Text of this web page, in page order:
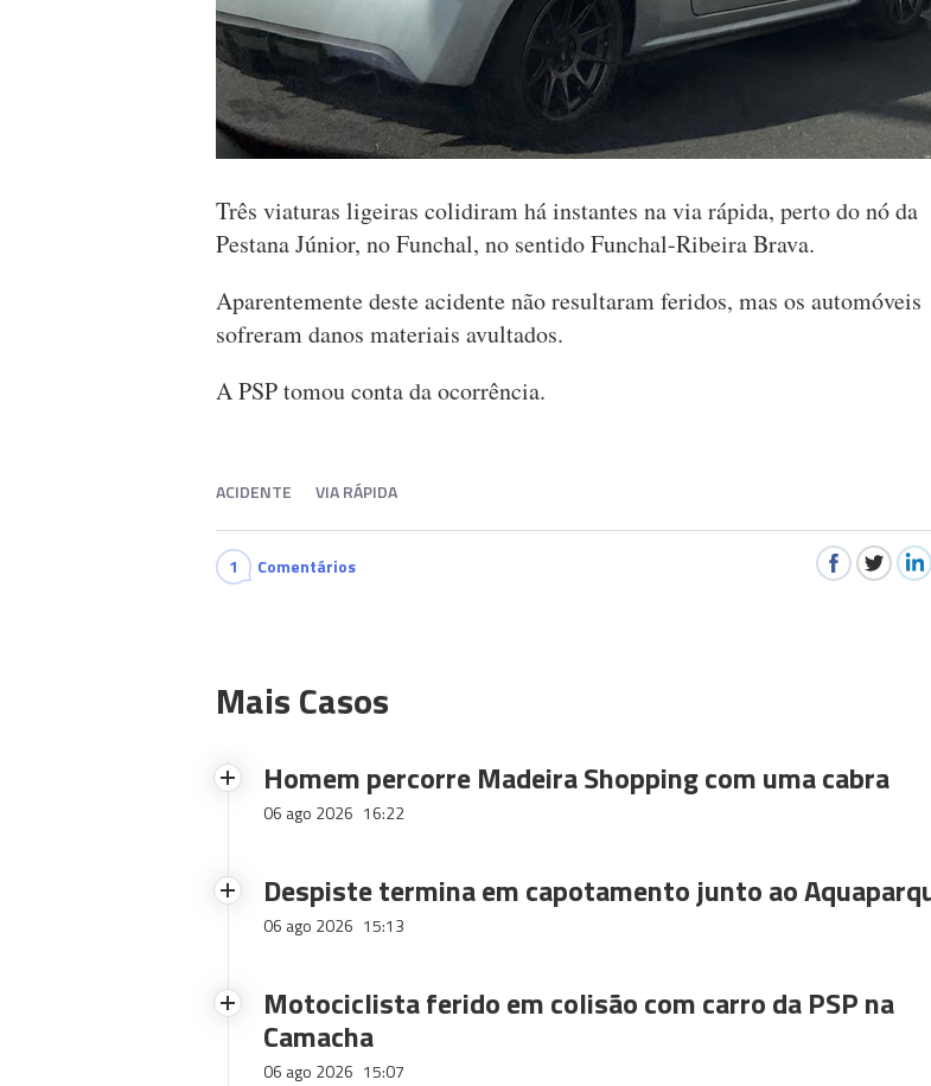
Três viaturas ligeiras colidiram há instantes na via rápida, perto do nó da
Pestana Júnior, no Funchal, no sentido Funchal-Ribeira Brava.
Aparentemente deste acidente não resultaram feridos, mas os automóveis
sofreram danos materiais avultados.
A PSP tomou conta da ocorrência.
ACIDENTE VIA RÁPIDA
1 Comentários
Mais Casos
Homem percorre Madeira Shopping com uma cabra
06 ago 2026 16:22
Despiste termina em capotamento junto ao
06 ago 2026 15:13
Motociclista ferido em colisão com carro da PSP na
Camacha
06 ago 2026 15:07